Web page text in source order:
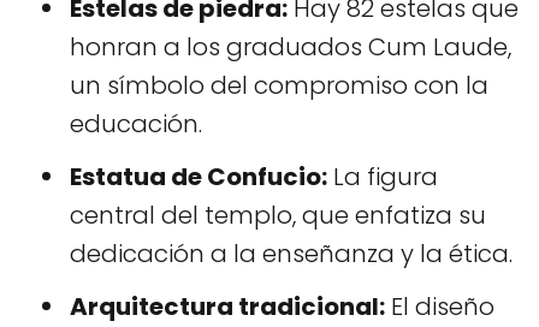
Estelas de piedra: Hay 82 estelas que
honran a los graduados Cum Laude,
un símbolo del compromiso con la
educación.
Estatua de Confucio: La figura
central del templo, que enfatiza su
dedicación a la enseñanza y la ética.
Arquitectura tradicional: El diseño